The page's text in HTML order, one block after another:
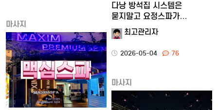
다낭 방석집 시스템은
묻지말고 요정스파가
해결합니다.
최고관리자
2026-05-04 76
마사지
마사지